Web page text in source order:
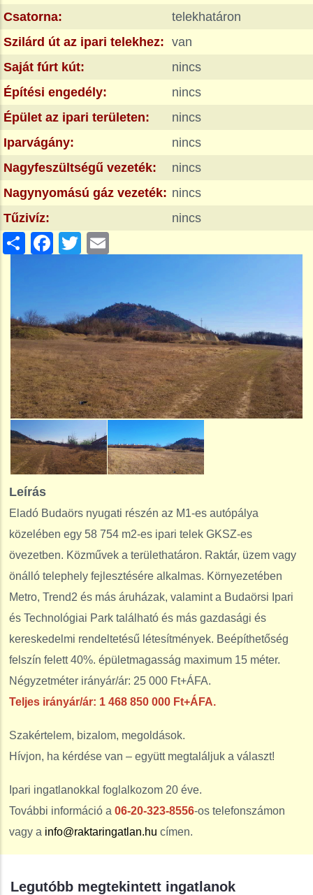
Csatorna:
telekhatáron
Szilárd út az ipari telekhez: van
Saját fúrt kút:
nincs
Építési engedély:
nincs
Épület az ipari területen:
nincs
Iparvágány:
nincs
Nagyfeszültségű vezeték:
nincs
Nagynyomású gáz vezeték: nincs
Tűzivíz:
nincs
ShareFacebook
Twitter
Leírás
Eladó Budaörs nyugati részén az M1-es autópálya
közelében egy 58 754 m2-es ipari telek GKSZ-es
övezetben. Közművek a területhatáron. Raktár, üzem vagy
önálló telephely fejlesztésére alkalmas. Környezetében
Metro, Trend2 és más áruházak, valamint a Budaörsi Ipari
és Technológiai Park található és más gazdasági és
kereskedelmi rendeltetésű létesítmények. Beépíthetőség
felszín felett 40%. épületmagasság maximum 15 méter.
Négyzetméter irányár/ár: 25 000 Ft+ÁFA.
Teljes irányár/ár: 1 468 850 000 Ft+ÁFA.
Szakértelem, bizalom, megoldások.
Hívjon, ha kérdése van – együtt megtaláljuk a választ!
Ipari ingatlanokkal foglalkozom 20 éve.
További információ a 06-20-323-8556-os telefonszámon
vagy a info@raktaringatlan.hu címen.
Legutóbb megtekintett ingatlanok